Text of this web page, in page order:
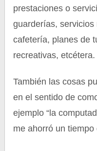
prestaciones o
guarderías, servicios
cafetería, planes de
recreativas, etcétera.
También las cosas
en el sentido de
ejemplo “la
me ahorró un tiempo